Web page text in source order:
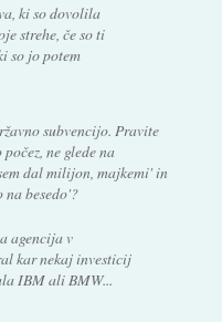
ki so dovolila
strehe, če so ti
so jo potem
subvencijo. Pravite
ne glede na
dal milijon, majkemi' in
besedo'?
agencija v
kar nekaj investicij
IBM ali BMW...